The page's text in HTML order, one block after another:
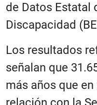
de Datos Estatal
Discapacidad
Los resultados
señalan que
más años que